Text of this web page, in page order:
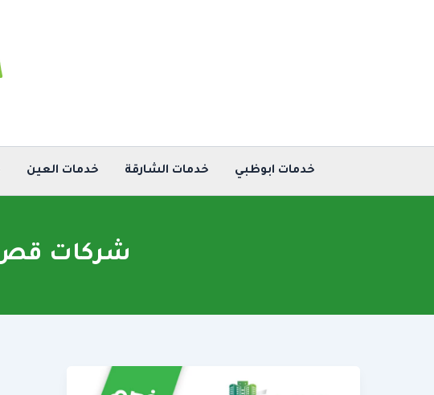
خدمات ابوظبي خدمات الشارقة خدمات العين
شركات قص